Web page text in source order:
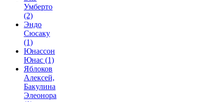
Умберто
(2)
Эндо
Сюсаку
(1)
Юнассон
Юнас (1)
Яблоков
Алексей,
Бакулина
Элеонора